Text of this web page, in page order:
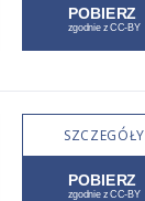
SZCZEGÓŁY